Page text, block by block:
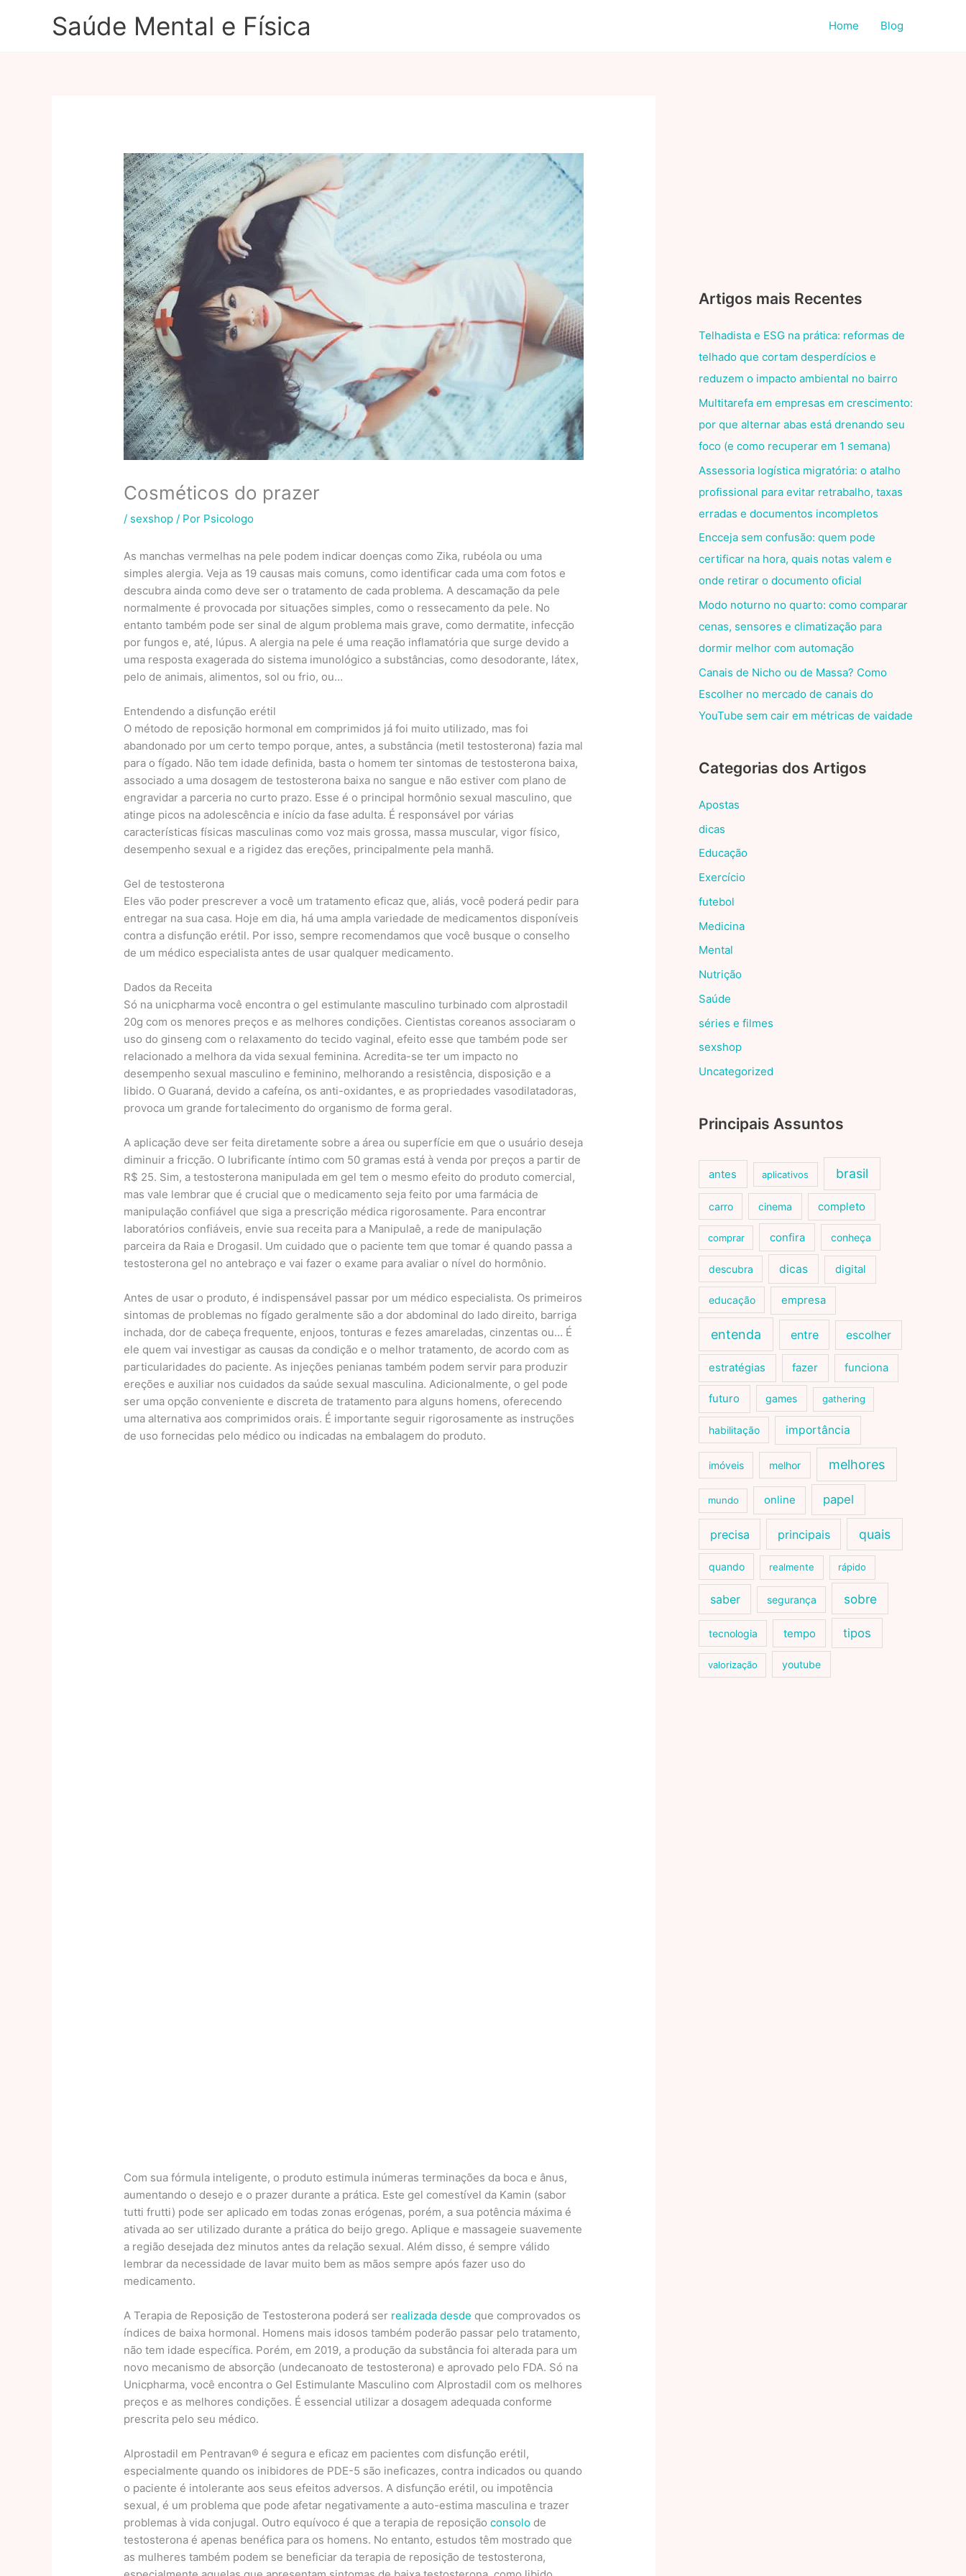
Saúde Mental e Física Home Blog
Cosméticos do prazer
/ sexshop / Por Psicologo
As manchas vermelhas na pele podem indicar doenças como Zika, rubéola ou uma
simples alergia. Veja as 19 causas mais comuns, como identificar cada uma com fotos e
descubra ainda como deve ser o tratamento de cada problema. A descamação da pele
normalmente é provocada por situações simples, como o ressecamento da pele. No
entanto também pode ser sinal de algum problema mais grave, como dermatite, infecção
por fungos e, até, lúpus. A alergia na pele é uma reação inflamatória que surge devido a
uma resposta exagerada do sistema imunológico a substâncias, como desodorante, látex,
pelo de animais, alimentos, sol ou frio, ou…
Entendendo a disfunção erétil
O método de reposição hormonal em comprimidos já foi muito utilizado, mas foi
abandonado por um certo tempo porque, antes, a substância (metil testosterona) fazia mal
para o fígado. Não tem idade definida, basta o homem ter sintomas de testosterona baixa,
associado a uma dosagem de testosterona baixa no sangue e não estiver com plano de
engravidar a parceria no curto prazo. Esse é o principal hormônio sexual masculino, que
atinge picos na adolescência e início da fase adulta. É responsável por várias
características físicas masculinas como voz mais grossa, massa muscular, vigor físico,
desempenho sexual e a rigidez das ereções, principalmente pela manhã.
Gel de testosterona
Eles vão poder prescrever a você um tratamento eficaz que, aliás, você poderá pedir para
entregar na sua casa. Hoje em dia, há uma ampla variedade de medicamentos disponíveis
contra a disfunção erétil. Por isso, sempre recomendamos que você busque o conselho
de um médico especialista antes de usar qualquer medicamento.
Dados da Receita
Só na unicpharma você encontra o gel estimulante masculino turbinado com alprostadil
20g com os menores preços e as melhores condições. Cientistas coreanos associaram o
uso do ginseng com o relaxamento do tecido vaginal, efeito esse que também pode ser
relacionado a melhora da vida sexual feminina. Acredita-se ter um impacto no
desempenho sexual masculino e feminino, melhorando a resistência, disposição e a
libido. O Guaraná, devido a cafeína, os anti-oxidantes, e as propriedades vasodilatadoras,
provoca um grande fortalecimento do organismo de forma geral.
A aplicação deve ser feita diretamente sobre a área ou superfície em que o usuário deseja
diminuir a fricção. O lubrificante íntimo com 50 gramas está à venda por preços a partir de
R$ 25. Sim, a testosterona manipulada em gel tem o mesmo efeito do produto comercial,
mas vale lembrar que é crucial que o medicamento seja feito por uma farmácia de
manipulação confiável que siga a prescrição médica rigorosamente. Para encontrar
laboratórios confiáveis, envie sua receita para a Manipulaê, a rede de manipulação
parceira da Raia e Drogasil. Um cuidado que o paciente tem que tomar é quando passa a
testosterona gel no antebraço e vai fazer o exame para avaliar o nível do hormônio.
Antes de usar o produto, é indispensável passar por um médico especialista. ​Os primeiros
sintomas de problemas no fígado geralmente são a dor abdominal do lado direito, barriga
inchada, dor de cabeça frequente, enjoos, tonturas e fezes amareladas, cinzentas ou… É
ele quem vai investigar as causas da condição e o melhor tratamento, de acordo com as
particularidades do paciente. As injeções penianas também podem servir para produzir
ereções e auxiliar nos cuidados da saúde sexual masculina. Adicionalmente, o gel pode
ser uma opção conveniente e discreta de tratamento para alguns homens, oferecendo
uma alternativa aos comprimidos orais. É importante seguir rigorosamente as instruções
de uso fornecidas pelo médico ou indicadas na embalagem do produto.
Com sua fórmula inteligente, o produto estimula inúmeras terminações da boca e ânus,
aumentando o desejo e o prazer durante a prática. Este gel comestível da Kamin (sabor
tutti frutti) pode ser aplicado em todas zonas erógenas, porém, a sua potência máxima é
ativada ao ser utilizado durante a prática do beijo grego. Aplique e massageie suavemente
a região desejada dez minutos antes da relação sexual. Além disso, é sempre válido
lembrar da necessidade de lavar muito bem as mãos sempre após fazer uso do
medicamento.
A Terapia de Reposição de Testosterona poderá ser realizada desde que comprovados os
índices de baixa hormonal. Homens mais idosos também poderão passar pelo tratamento,
não tem idade específica. Porém, em 2019, a produção da substância foi alterada para um
novo mecanismo de absorção (undecanoato de testosterona) e aprovado pelo FDA. Só na
Unicpharma, você encontra o Gel Estimulante Masculino com Alprostadil com os melhores
preços e as melhores condições. É essencial utilizar a dosagem adequada conforme
prescrita pelo seu médico.
Alprostadil em Pentravan® é segura e eficaz em pacientes com disfunção erétil,
especialmente quando os inibidores de PDE-5 são ineficazes, contra indicados ou quando
o paciente é intolerante aos seus efeitos adversos. A disfunção erétil, ou impotência
sexual, é um problema que pode afetar negativamente a auto-estima masculina e trazer
problemas à vida conjugal. Outro equívoco é que a terapia de reposiçãoconsolo de
testosterona é apenas benéfica para os homens. No entanto, estudos têm mostrado que
as mulheres também podem se beneficiar da terapia de reposição de testosterona,
Artigos mais Recentes
Telhadista e ESG na prática: reformas de
telhado que cortam desperdícios e
reduzem o impacto ambiental no bairro
Multitarefa em empresas em crescimento:
por que alternar abas está drenando seu
foco (e como recuperar em 1 semana)
Assessoria logística migratória: o atalho
profissional para evitar retrabalho, taxas
erradas e documentos incompletos
Encceja sem confusão: quem pode
certificar na hora, quais notas valem e
onde retirar o documento oficial
Modo noturno no quarto: como comparar
cenas, sensores e climatização para
dormir melhor com automação
Canais de Nicho ou de Massa? Como
Escolher no mercado de canais do
YouTube sem cair em métricas de vaidade
Categorias dos Artigos
Apostas
dicas
Educação
Exercício
futebol
Medicina
Mental
Nutrição
Saúde
séries e filmes
sexshop
Uncategorized
Principais Assuntos
antes aplicativos brasil
carro cinema completo
comprar confira conheça
descubra dicas digital
educação empresa
entenda entre escolher
estratégias fazer funciona
futuro games gathering
habilitação importância
imóveis melhor melhores
mundo online papel
precisa principais quais
quando realmente rápido
saber segurança sobre
tecnologia tempo tipos
valorização youtube